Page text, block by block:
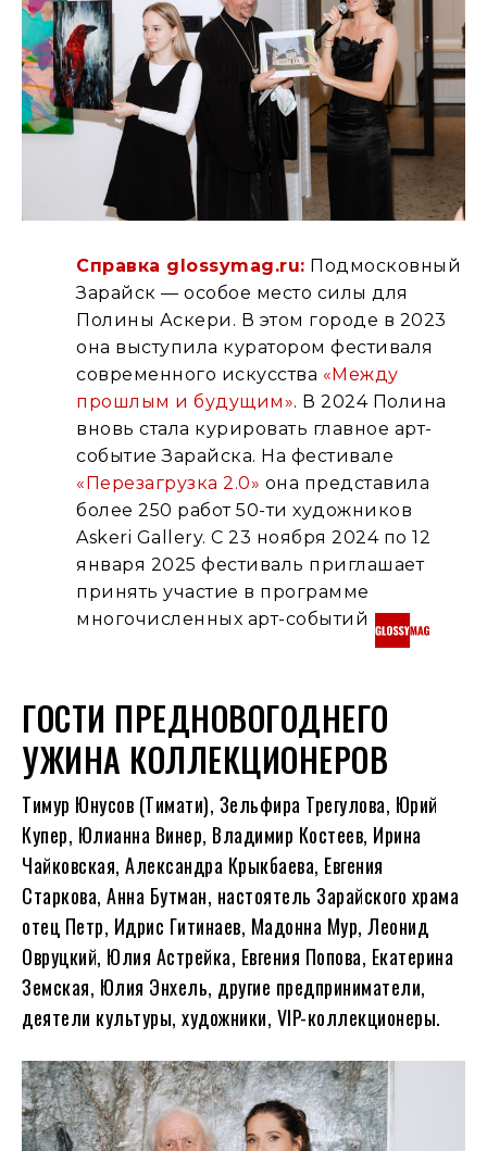
Справка glossymag.ru: Подмосковный
Зарайск — особое место силы для
Полины Аскери. В этом городе в 2023
она выступила куратором фестиваля
современного искусства «Между
прошлым и будущим». В 2024 Полина
вновь стала курировать главное арт-
событие Зарайска. На фестивале
«Перезагрузка 2.0» она представила
более 250 работ 50-ти художников
Askeri Gallery. С 23 ноября 2024 по 12
января 2025 фестиваль приглашает
принять участие в программе
многочисленных арт-событий
ГОСТИ ПРЕДНОВОГОДНЕГО
УЖИНА КОЛЛЕКЦИОНЕРОВ
Тимур Юнусов (Тимати), Зельфира Трегулова, Юрий
Купер, Юлианна Винер, Владимир Костеев, Ирина
Чайковская, Александра Крыкбаева, Евгения
Старкова, Анна Бутман, настоятель Зарайского храма
отец Петр, Идрис Гитинаев, Мадонна Мур, Леонид
Овруцкий, Юлия Астрейка, Евгения Попова, Екатерина
Земская, Юлия Энхель, другие предприниматели,
деятели культуры, художники, VIP-коллекционеры.